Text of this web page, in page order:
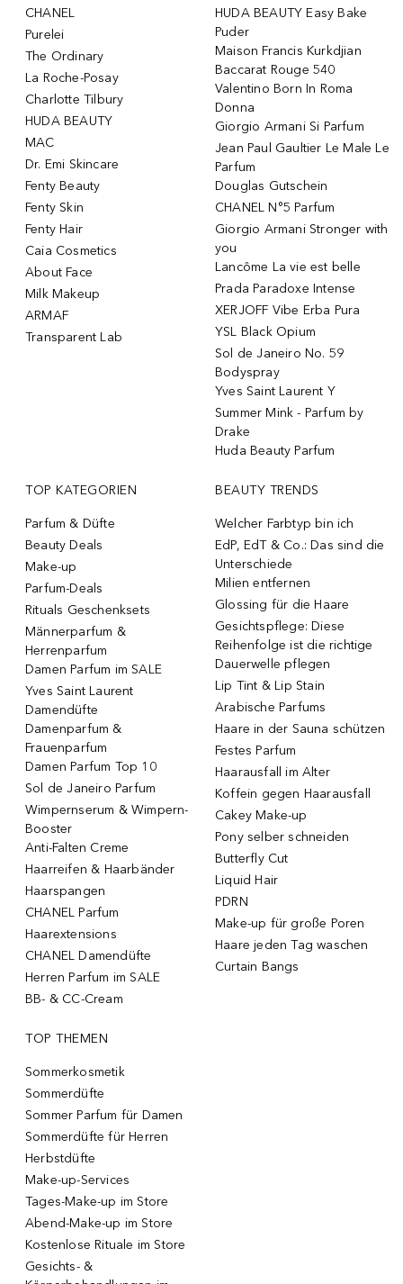
CHANEL
Purelei
The Ordinary
La Roche-Posay
Charlotte Tilbury
HUDA BEAUTY
MAC
Dr. Emi Skincare
Fenty Beauty
Fenty Skin
Fenty Hair
Caia Cosmetics
About Face
Milk Makeup
ARMAF
Transparent Lab
HUDA BEAUTY Easy Bake
Puder
Maison Francis Kurkdjian
Baccarat Rouge 540
Valentino Born In Roma
Donna
Giorgio Armani Si Parfum
Jean Paul Gaultier Le Male Le
Parfum
Douglas Gutschein
CHANEL N°5 Parfum
Giorgio Armani Stronger with
you
Lancôme La vie est belle
Prada Paradoxe Intense
XERJOFF Vibe Erba Pura
YSL Black Opium
Sol de Janeiro No. 59
Bodyspray
Yves Saint Laurent Y
Summer Mink - Parfum by
Drake
Huda Beauty Parfum
TOP KATEGORIEN
Parfum & Düfte
Beauty Deals
Make-up
Parfum-Deals
Rituals Geschenksets
Männerparfum &
Herrenparfum
Damen Parfum im SALE
Yves Saint Laurent
Damendüfte
Damenparfum &
Frauenparfum
Damen Parfum Top 10
Sol de Janeiro Parfum
Wimpernserum & Wimpern-
Booster
Anti-Falten Creme
Haarreifen & Haarbänder
Haarspangen
CHANEL Parfum
Haarextensions
CHANEL Damendüfte
Herren Parfum im SALE
BB- & CC-Cream
BEAUTY TRENDS
Welcher Farbtyp bin ich
EdP, EdT & Co.: Das sind die
Unterschiede
Milien entfernen
Glossing für die Haare
Gesichtspflege: Diese
Reihenfolge ist die richtige
Dauerwelle pflegen
Lip Tint & Lip Stain
Arabische Parfums
Haare in der Sauna schützen
Festes Parfum
Haarausfall im Alter
Koffein gegen Haarausfall
Cakey Make-up
Pony selber schneiden
Butterfly Cut
Liquid Hair
PDRN
Make-up für große Poren
Haare jeden Tag waschen
Curtain Bangs
TOP THEMEN
Sommerkosmetik
Sommerdüfte
Sommer Parfum für Damen
Sommerdüfte für Herren
Herbstdüfte
Make-up-Services
Tages-Make-up im Store
Abend-Make-up im Store
Kostenlose Rituale im Store
Gesichts- &